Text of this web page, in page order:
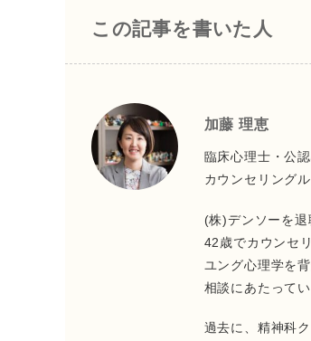
この記事を書いた人
加藤 理恵
臨床心理士・公
カウンセリン
(株)デンソーを
42歳でカウンセ
ユング心理学を
相談にあたってい
過去に、精神科